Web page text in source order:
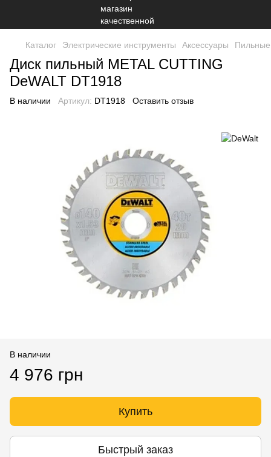
Каталог Электрические инструменты Аксессуары Пильные
Диск пильный METAL CUTTING
DeWALT DT1918
В наличии Артикул: DT1918 Оставить отзыв
В наличии
4 976 грн
Купить
Быстрый заказ